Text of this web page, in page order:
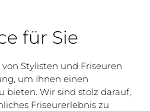
für Sie
Stylisten und Friseuren
um Ihnen einen
bieten. Wir sind stolz darauf,
Friseurerlebnis zu